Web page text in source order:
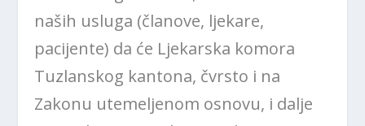
naših usluga (članove, ljekare,
pacijente) da će Ljekarska komora
Tuzlanskog kantona, čvrsto i na
Zakonu utemeljenom osnovu, i dalje